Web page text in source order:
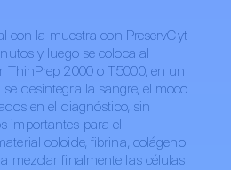
con la muestra con PreservCyt
y luego se coloca al
ThinPrep 2000 o T5000, en un
desintegra la sangre, el moco
en el diagnóstico, sin
importantes para el
coloide, fibrina, colágeno
mezclar finalmente las células